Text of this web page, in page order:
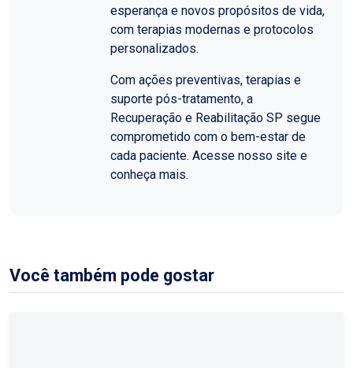
esperança e novos propósitos de vida,
com terapias modernas e protocolos
personalizados.
Com ações preventivas, terapias e
suporte pós-tratamento, a
Recuperação e Reabilitação SP segue
comprometido com o bem-estar de
cada paciente. Acesse nosso site e
conheça mais.
Você também pode gostar